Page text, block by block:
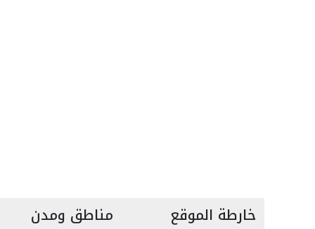
خارطة الموقع مناطق ومدن